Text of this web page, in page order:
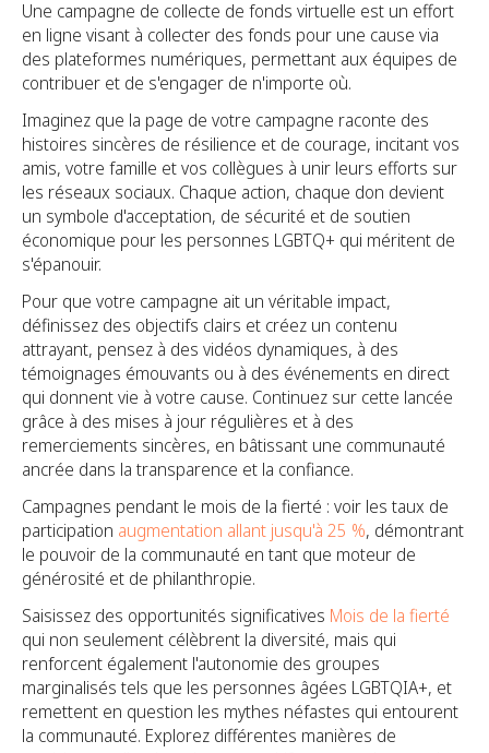
Une campagne de collecte de fonds virtuelle est un effort
en ligne visant à collecter des fonds pour une cause via
des plateformes numériques, permettant aux équipes de
contribuer et de s'engager de n'importe où.
Imaginez que la page de votre campagne raconte des
histoires sincères de résilience et de courage, incitant vos
amis, votre famille et vos collègues à unir leurs efforts sur
les réseaux sociaux. Chaque action, chaque don devient
un symbole d'acceptation, de sécurité et de soutien
économique pour les personnes LGBTQ+ qui méritent de
s'épanouir.
Pour que votre campagne ait un véritable impact,
définissez des objectifs clairs et créez un contenu
attrayant, pensez à des vidéos dynamiques, à des
témoignages émouvants ou à des événements en direct
qui donnent vie à votre cause. Continuez sur cette lancée
grâce à des mises à jour régulières et à des
remerciements sincères, en bâtissant une communauté
ancrée dans la transparence et la confiance.
Campagnes pendant le mois de la fierté : voir les taux de
participation augmentation allant jusqu'à 25 %, démontrant
le pouvoir de la communauté en tant que moteur de
générosité et de philanthropie.
Saisissez des opportunités significatives Mois de la fierté
qui non seulement célèbrent la diversité, mais qui
renforcent également l'autonomie des groupes
marginalisés tels que les personnes âgées LGBTQIA+, et
remettent en question les mythes néfastes qui entourent
la communauté. Explorez différentes manières de